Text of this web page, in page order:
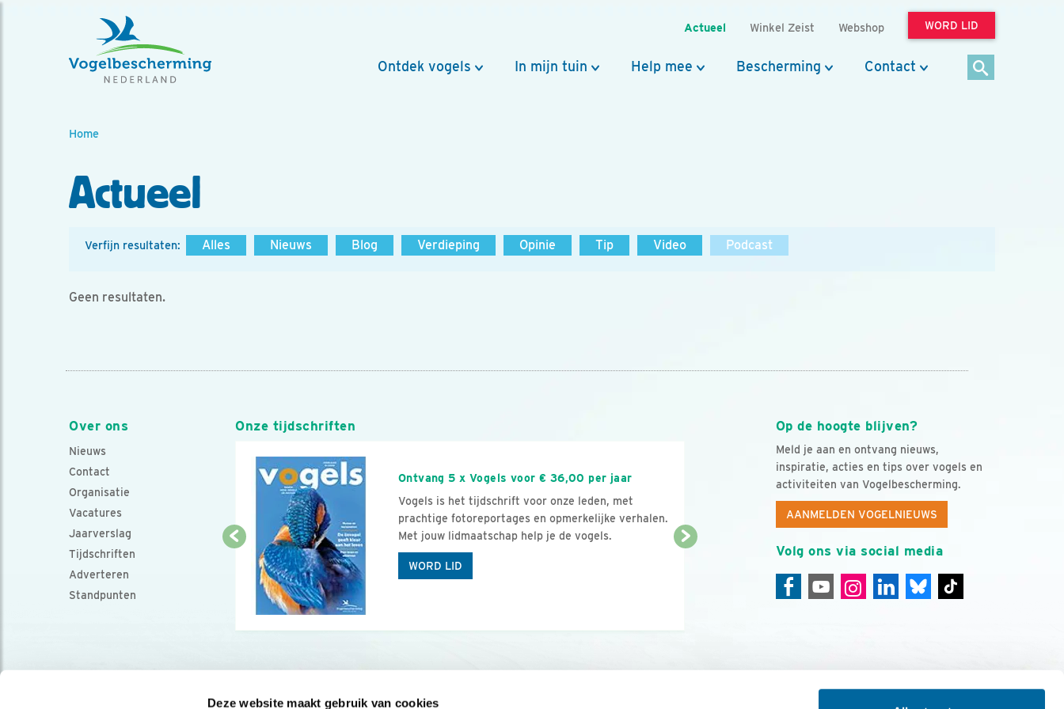
Deze website maakt gebruik van cookies
Actueel Winkel Zeist Webshop WORD LID
Ontdek vogels In mijn tuin Help mee Bescherming Contact
Home
Actueel
Verfijn resultaten: Alles Nieuws Blog Verdieping Opinie Tip Video Podcast
Geen resultaten.
Over ons
Nieuws
Contact
Organisatie
Vacatures
Jaarverslag
Tijdschriften
Adverteren
Standpunten
Op de hoogte blijven?
Meld je aan en ontvang nieuws,
inspiratie, acties en tips over vogels en
activiteiten van Vogelbescherming.
AANMELDEN VOGELNIEUWS
Volg ons via social media
Onze tijdschriften
Ontvang 5 x Vogels voor € 36,00 per jaar
Vogels is het tijdschrift voor onze leden, met
prachtige fotoreportages en opmerkelijke verhalen.
Met jouw lidmaatschap help je de vogels.
WORD LID